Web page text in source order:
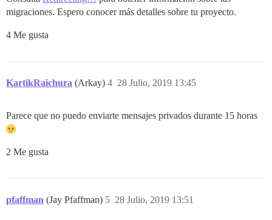
migraciones. Espero conocer más detalles sobre tu proyecto.
4 Me gusta
KartikRaichura (Arkay) 28 Julio, 2019 13:45
4
Parece que no puedo enviarte mensajes privados durante 15 horas
2 Me gusta
pfaffman (Jay Pfaffman) 28 Julio, 2019 13:51
5